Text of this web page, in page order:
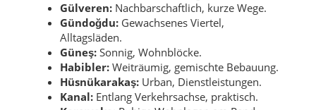
Gülveren: Nachbarschaftlich, kurze Wege.
Gündoğdu: Gewachsenes Viertel,
Alltagsläden.
Güneş: Sonnig, Wohnblöcke.
Habibler: Weiträumig, gemischte Bebauung.
Hüsnükarakaş: Urban, Dienstleistungen.
Kanal: Entlang Verkehrsachse, praktisch.